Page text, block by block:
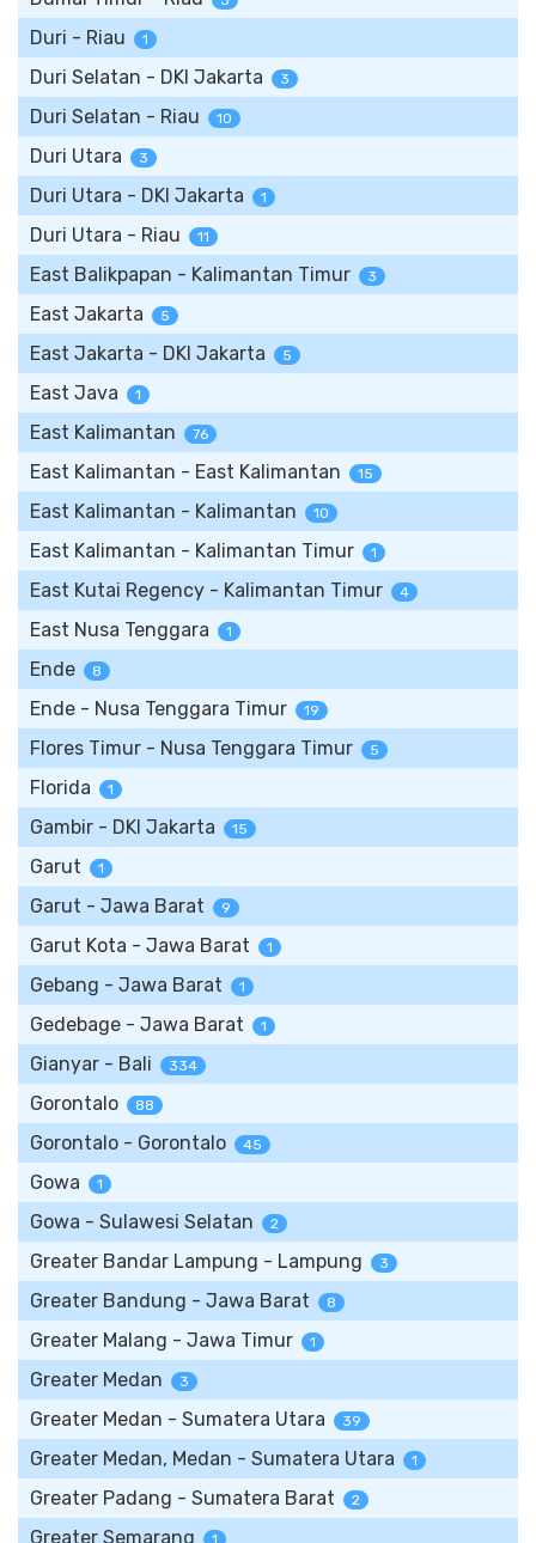
Duri - Riau 1
Duri Selatan - DKI Jakarta 3
Duri Selatan - Riau 10
Duri Utara 3
Duri Utara - DKI Jakarta 1
Duri Utara - Riau 11
East Balikpapan - Kalimantan Timur 3
East Jakarta 5
East Jakarta - DKI Jakarta 5
East Java 1
East Kalimantan 76
East Kalimantan - East Kalimantan 15
East Kalimantan - Kalimantan 10
East Kalimantan - Kalimantan Timur 1
East Kutai Regency - Kalimantan Timur 4
East Nusa Tenggara 1
Ende 8
Ende - Nusa Tenggara Timur 19
Flores Timur - Nusa Tenggara Timur 5
Florida 1
Gambir - DKI Jakarta 15
Garut 1
Garut - Jawa Barat 9
Garut Kota - Jawa Barat 1
Gebang - Jawa Barat 1
Gedebage - Jawa Barat 1
Gianyar - Bali 334
Gorontalo 88
Gorontalo - Gorontalo 45
Gowa 1
Gowa - Sulawesi Selatan 2
Greater Bandar Lampung - Lampung 3
Greater Bandung - Jawa Barat 8
Greater Malang - Jawa Timur 1
Greater Medan 3
Greater Medan - Sumatera Utara 39
Greater Medan, Medan - Sumatera Utara 1
Greater Padang - Sumatera Barat 2
Greater Semarang 1